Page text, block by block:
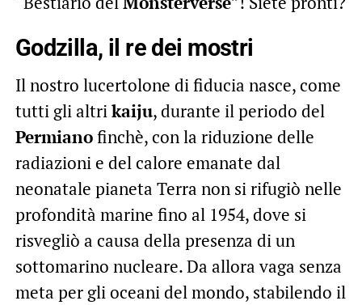
Godzilla, il re dei mostri
Il nostro lucertolone di fiducia nasce, come
tutti gli altrikaiju, durante il periodo del
Permianofinchè, con la riduzione delle
radiazioni e del calore emanate dal
neonatale pianeta Terra non si rifugiò nelle
profondità marine fino al 1954, dove si
risvegliò a causa della presenza di un
sottomarino nucleare. Da allora vaga senza
meta per gli oceani del mondo, stabilendo il